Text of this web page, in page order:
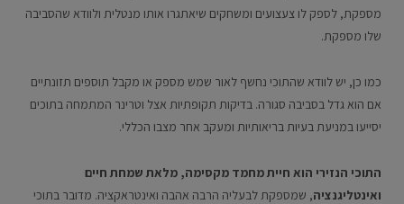
מספקת, לספק לו צעצועים ומשחקים שיאתגרו אותו מנטלית ולוודא שהסביבה
שלו מספקת.
כמו כן, יש לוודא שהתוכי נחשף לאור שמש מספק או מקבל תוספים תזונתיים
אם הוא גדל בסביבה סגורה. בדיקות תקופתיות אצל וטרינר המתמחה בתוכים
יסייעו במניעת בעיות בריאותיות ומעקב אחר מצבו הכללי.
התוכי הנזירי הוא חיית מחמד מקסימה, מלאת שמחת חיים
ואינטליגנציה, שמספקת לבעליה הרבה אהבה ואינטראקציה. מדובר בתוכי